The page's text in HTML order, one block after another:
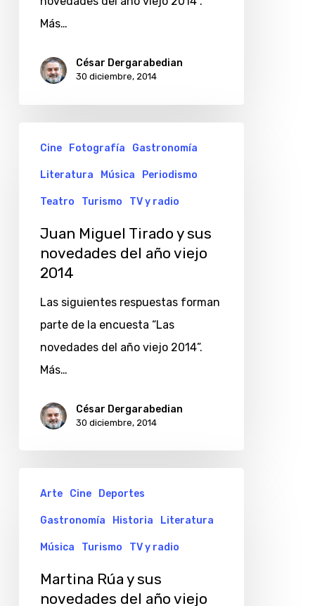
Más…
César Dergarabedian
30 diciembre, 2014
Miguel
Tirado
2014
Cine Fotografía Gastronomía
Literatura Música Periodismo
Teatro Turismo TV y radio
Juan Miguel Tirado y sus
novedades del año viejo
2014
Las siguientes respuestas forman
parte de la encuesta “Las
novedades del año viejo 2014”.
Más…
César Dergarabedian
30 diciembre, 2014
Arte Cine Deportes
Gastronomía Historia Literatura
Música Turismo TV y radio
Martina Rúa y sus
novedades del año viejo